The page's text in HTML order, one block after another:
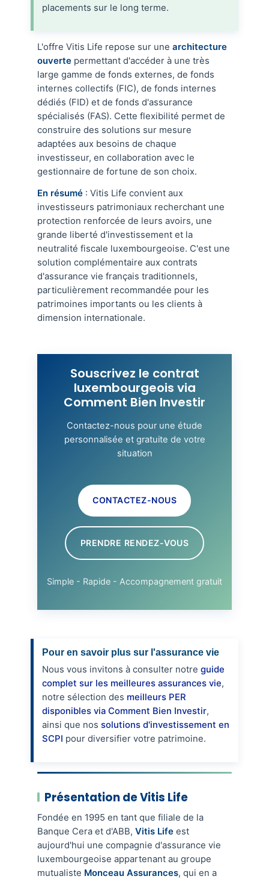
placements sur le long terme.
L'offre Vitis Life repose sur unearchitecture
ouverte permettant d'accéder à une très
large gamme de fonds externes, de fonds
internes collectifs (FIC), de fonds internes
dédiés (FID) et de fonds d'assurance
spécialisés (FAS). Cette flexibilité permet de
construire des solutions sur mesure
adaptées aux besoins de chaque
investisseur, en collaboration avec le
gestionnaire de fortune de son choix.
En résumé : Vitis Life convient aux
investisseurs patrimoniaux recherchant une
protection renforcée de leurs avoirs, une
grande liberté d'investissement et la
neutralité fiscale luxembourgeoise. C'est une
solution complémentaire aux contrats
d'assurance vie français traditionnels,
particulièrement recommandée pour les
patrimoines importants ou les clients à
dimension internationale.
Souscrivez le contrat
luxembourgeois via
Comment Bien Investir
Contactez-nous pour une étude
personnalisée et gratuite de votre
situation
CONTACTEZ-NOUS
PRENDRE RENDEZ-VOUS
Simple - Rapide - Accompagnement gratuit
Pour en savoir plus sur l'assurance vie
Nous vous invitons à consulter notre guide
complet sur les meilleures assurances vie,
notre sélection des meilleurs PER
disponibles via Comment Bien Investir,
ainsi que nos solutions d'investissement en
SCPI pour diversifier votre patrimoine.
Présentation de Vitis Life
Fondée en 1995 en tant que filiale de la
Banque Cera et d'ABB,Vitis Life est
aujourd'hui une compagnie d'assurance vie
luxembourgeoise appartenant au groupe
mutualiste Monceau Assurances, qui en a